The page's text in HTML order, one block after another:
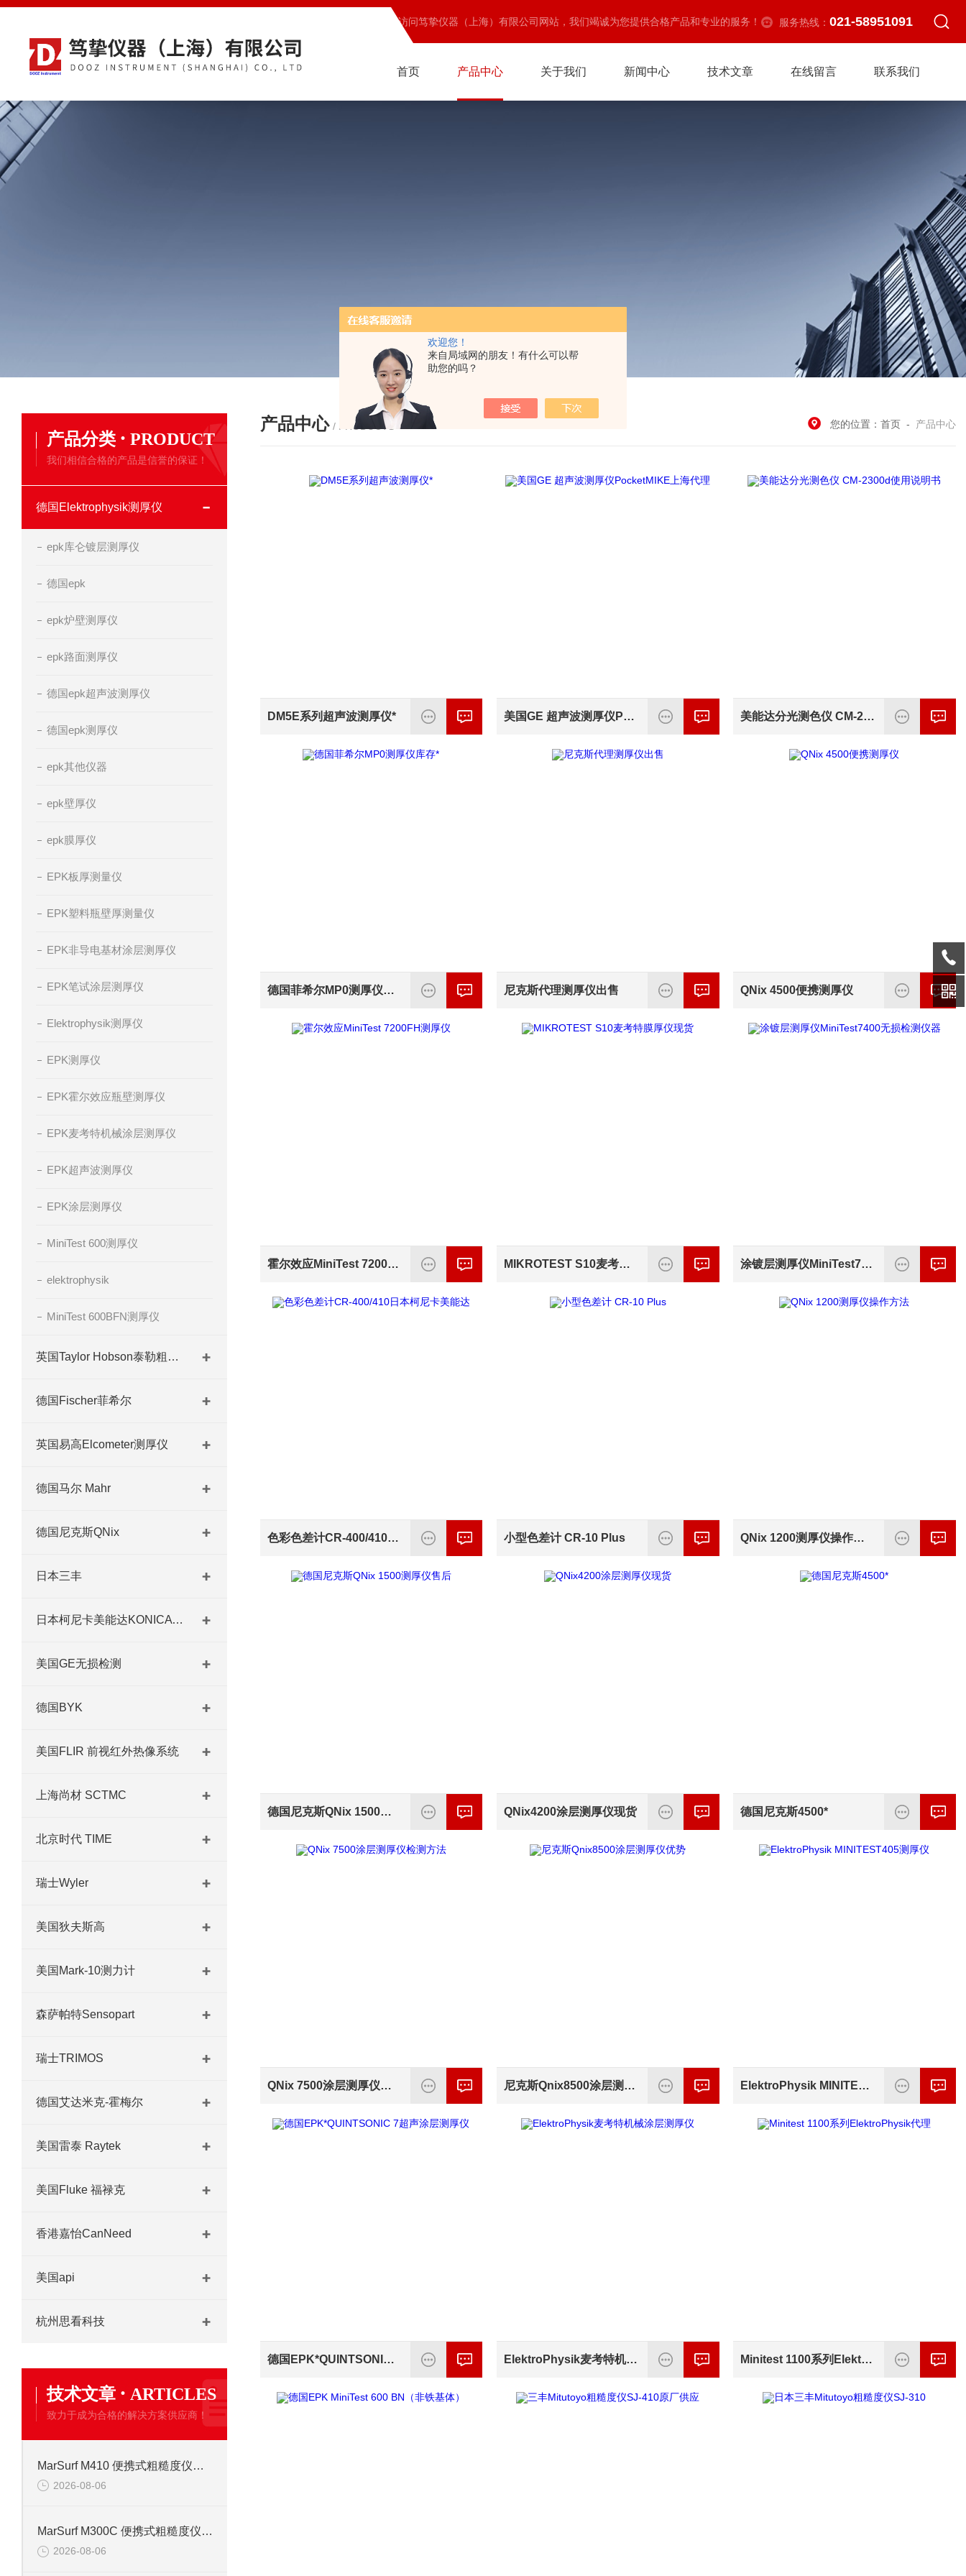
欢迎您！
来自局域网的朋友！有什么可以帮
助您的吗？
欢迎访问笃挚仪器（上海）有限公司网站，我们竭诚为您提供合格产品和专业的服务！ 服务热线： 021-58951091
首页 产品中心 关于我们 新闻中心 技术文章 在线留言 联系我们
产品分类 · PRODUCT
我们相信合格的产品是信誉的保证！
德国Elektrophysik测厚仪
epk库仑镀层测厚仪
德国epk
epk炉壁测厚仪
epk路面测厚仪
德国epk超声波测厚仪
德国epk测厚仪
epk其他仪器
epk壁厚仪
epk膜厚仪
EPK板厚测量仪
EPK塑料瓶壁厚测量仪
EPK非导电基材涂层测厚仪
EPK笔试涂层测厚仪
Elektrophysik测厚仪
EPK测厚仪
EPK霍尔效应瓶壁测厚仪
EPK麦考特机械涂层测厚仪
EPK超声波测厚仪
EPK涂层测厚仪
MiniTest 600测厚仪
elektrophysik
MiniTest 600BFN测厚仪
英国Taylor Hobson泰勒粗糙度仪
德国Fischer菲希尔
英国易高Elcometer测厚仪
德国马尔 Mahr
德国尼克斯QNix
日本三丰
日本柯尼卡美能达KONICA MINOLTA
美国GE无损检测
德国BYK
美国FLIR 前视红外热像系统
上海尚材 SCTMC
北京时代 TIME
瑞士Wyler
美国狄夫斯高
美国Mark-10测力计
森萨帕特Sensopart
瑞士TRIMOS
德国艾达米克-霍梅尔
美国雷泰 Raytek
美国Fluke 福禄克
香港嘉怡CanNeed
美国api
杭州思看科技
技术文章 · ARTICLES
致力于成为合格的解决方案供应商！
MarSurf M410 便携式粗糙度仪信息
2026-08-06
MarSurf M300C 便携式粗糙度仪操作说明
2026-08-06
产品中心 / PRODUCTS 您的位置： 首页 - 产品中心
DM5E系列超声波测厚仪* 美国GE 超声波测厚仪PocketMIKE上海代理 美能达分光测色仪 CM-2300d使用说明书
德国菲希尔MP0测厚仪库存* 尼克斯代理测厚仪出售 QNix 4500便携测厚仪
霍尔效应MiniTest 7200FH测厚仪 MIKROTEST S10麦考特膜厚仪现货 涂镀层测厚仪MiniTest7400无损检测仪器
色彩色差计CR-400/410日本柯尼卡美能达 小型色差计 CR-10 Plus QNix 1200测厚仪操作方法
德国尼克斯QNix 1500测厚仪售后 QNix4200涂层测厚仪现货 德国尼克斯4500*
QNix 7500涂层测厚仪检测方法 尼克斯Qnix8500涂层测厚仪优势 ElektroPhysik MINITEST405测厚仪
德国EPK*QUINTSONIC 7超声涂层测厚仪 ElektroPhysik麦考特机械涂层测厚仪 Minitest 1100系列ElektroPhysik代理